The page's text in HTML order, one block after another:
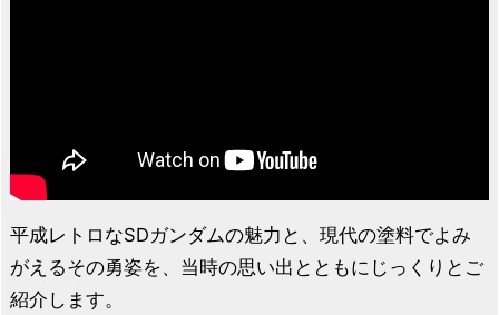
平成レトロなSDガンダムの魅力と、現代の塗料でよみ
がえるその勇姿を、当時の思い出とともにじっくりとご
紹介します。